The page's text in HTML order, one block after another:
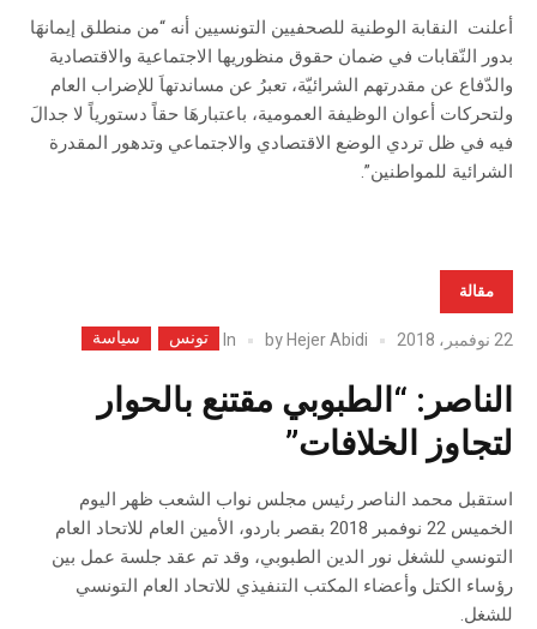
أعلنت النقابة الوطنية للصحفيين التونسيين أنه “من منطلق إيمانهَا
بدور النّقابات في ضمان حقوق منظوريها الاجتماعية والاقتصادية
والدّفاع عن مقدرتهم الشرائيّة، تعبرُ عن مساندتهاَ للإضراب العام
ولتحركات أعوان الوظيفة العمومية، باعتبارهَا حقاً دستورياً لا جدالَ
فيه في ظل تردي الوضع الاقتصادي والاجتماعي وتدهور المقدرة
الشرائية للمواطنين”.
مقالة
22 نوفمبر، 2018 byHejer Abidi
In تونس سياسة
الناصر: “الطبوبي مقتنع بالحوار
لتجاوز الخلافات”
استقبل محمد الناصر رئيس مجلس نواب الشعب ظهر اليوم
الخميس 22 نوفمبر 2018 بقصر باردو، الأمين العام للاتحاد العام
التونسي للشغل نور الدين الطبوبي، وقد تم عقد جلسة عمل بين
رؤساء الكتل وأعضاء المكتب التنفيذي للاتحاد العام التونسي
للشغل.